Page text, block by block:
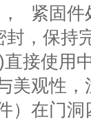
紧固件
封，保持
直接使用
美观性
）在门